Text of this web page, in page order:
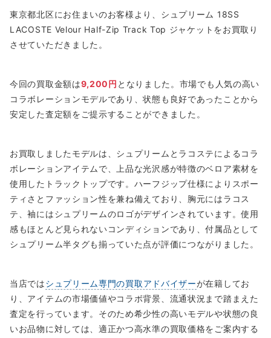
東京都北区にお住まいのお客様より、シュプリーム 18SS
LACOSTE Velour Half-Zip Track Top ジャケットをお買取り
させていただきました。
今回の買取金額は9,200円 となりました。市場でも人気の高い
コラボレーションモデルであり、状態も良好であったことから
安定した査定額をご提示することができました。
お買取しましたモデルは、シュプリームとラコステによるコラ
ボレーションアイテムで、上品な光沢感が特徴のベロア素材を
使用したトラックトップです。ハーフジップ仕様によりスポー
ティさとファッション性を兼ね備えており、胸元にはラコス
テ、袖にはシュプリームのロゴがデザインされています。使用
感もほとんど見られないコンディションであり、付属品として
シュプリーム半タグも揃っていた点が評価につながりました。
当店ではシュプリーム専門の買取アドバイザーが在籍してお
り、アイテムの市場価値やコラボ背景、流通状況まで踏まえた
査定を行っています。そのため希少性の高いモデルや状態の良
いお品物に対しては、適正かつ高水準の買取価格をご案内する